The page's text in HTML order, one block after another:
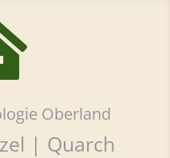
Oberland
| Quarch